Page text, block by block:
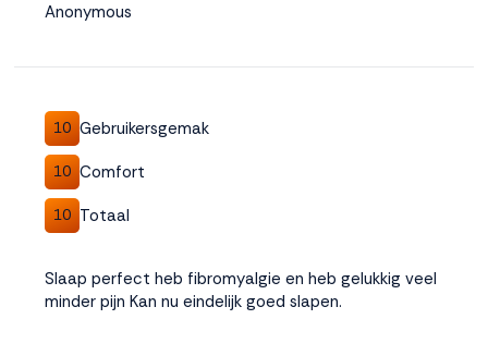
Anonymous
10 Gebruikersgemak
10 Comfort
10 Totaal
Slaap perfect heb fibromyalgie en heb gelukkig veel
minder pijn Kan nu eindelijk goed slapen.